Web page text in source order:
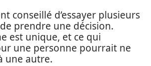
conseillé d’essayer plusieurs
prendre une décision.
est unique, et ce qui
une personne pourrait ne
une autre.